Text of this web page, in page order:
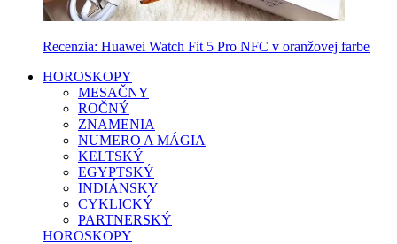
Recenzia: Huawei Watch Fit 5 Pro NFC v oranžovej farbe
HOROSKOPY
MESAČNY
ROČNÝ
ZNAMENIA
NUMERO A MÁGIA
KELTSKÝ
EGYPTSKÝ
INDIÁNSKY
CYKLICKÝ
PARTNERSKÝ
HOROSKOPY